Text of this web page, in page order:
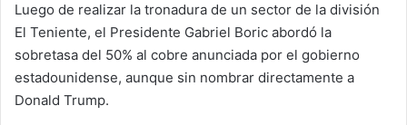
Luego de realizar la tronadura de un sector de la división
El Teniente, el Presidente Gabriel Boric abordó la
sobretasa del 50% al cobre anunciada por el gobierno
estadounidense, aunque sin nombrar directamente a
Donald Trump.